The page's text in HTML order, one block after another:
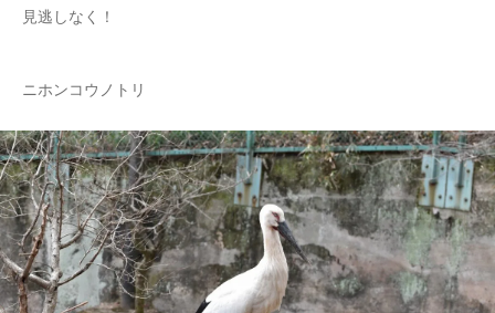
見逃しなく！
ニホンコウノトリ